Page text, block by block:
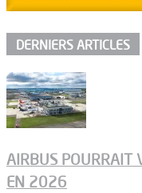
DERNIERS ARTICLES
AIRBUS POURRAIT
EN 2026